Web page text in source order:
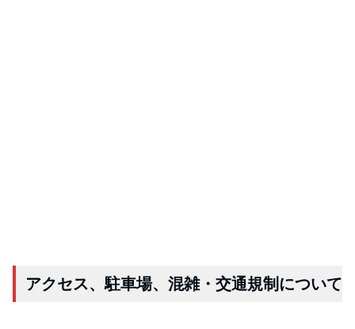
アクセス、駐車場、混雑・交通規制について